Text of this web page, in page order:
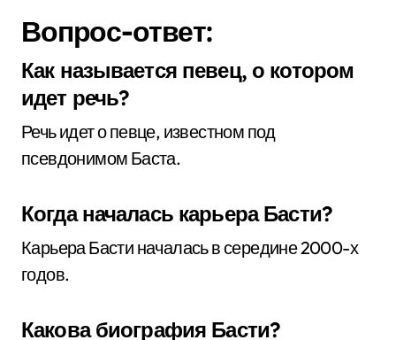
Вопрос-ответ:
Как называется певец, о котором
идет речь?
Речь идет о певце, известном под
псевдонимом Баста.
Когда началась карьера Басти?
Карьера Басти началась в середине 2000-х
годов.
Какова биография Басти?